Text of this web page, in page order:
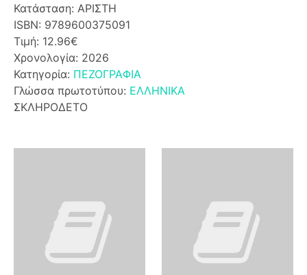
Κατάσταση: ΑΡΙΣΤΗ
ISBN: 9789600375091
Τιμή: 12.96€
Χρονολογία: 2026
Κατηγορία: ΠΕΖΟΓΡΑΦΙΑ
Γλώσσα πρωτοτύπου: ΕΛΛΗΝΙΚΑ
ΣΚΛΗΡΟΔΕΤΟ